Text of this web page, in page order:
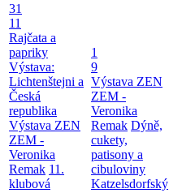
31
11
Rajčata a
papriky
Výstava:
Lichtenštejni a
Česká
republika
Výstava ZEN
ZEM -
Veronika
Remak 11.
klubová
1
9
Výstava ZEN
ZEM -
Veronika
Remak Dýně,
cukety,
patisony a
cibuloviny
Katzelsdorfský